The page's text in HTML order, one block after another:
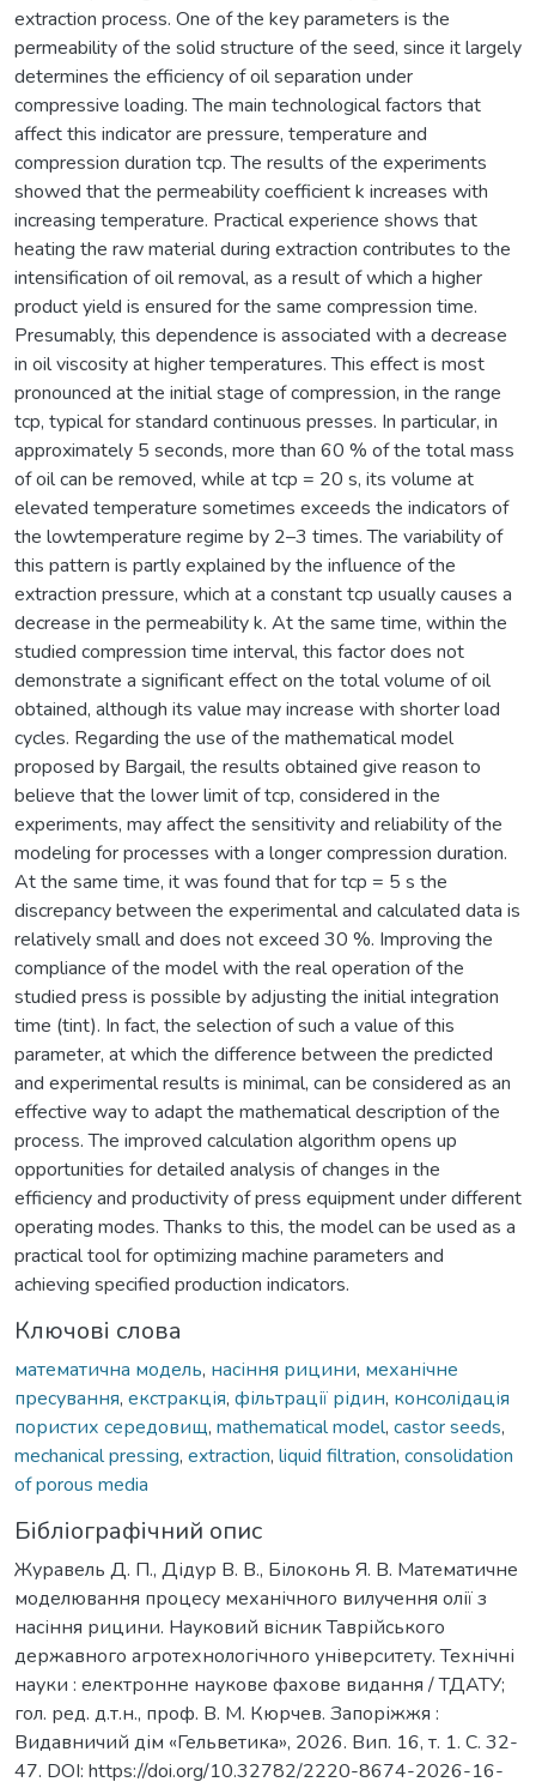
extraction process. One of the key parameters is the
permeability of the solid structure of the seed, since it largely
determines the efficiency of oil separation under
compressive loading. The main technological factors that
affect this indicator are pressure, temperature and
compression duration tcp. The results of the experiments
showed that the permeability coefficient k increases with
increasing temperature. Practical experience shows that
heating the raw material during extraction contributes to the
intensification of oil removal, as a result of which a higher
product yield is ensured for the same compression time.
Presumably, this dependence is associated with a decrease
in oil viscosity at higher temperatures. This effect is most
pronounced at the initial stage of compression, in the range
tcp, typical for standard continuous presses. In particular, in
approximately 5 seconds, more than 60 % of the total mass
of oil can be removed, while at tcp = 20 s, its volume at
elevated temperature sometimes exceeds the indicators of
the lowtemperature regime by 2–3 times. The variability of
this pattern is partly explained by the influence of the
extraction pressure, which at a constant tcp usually causes a
decrease in the permeability k. At the same time, within the
studied compression time interval, this factor does not
demonstrate a significant effect on the total volume of oil
obtained, although its value may increase with shorter load
cycles. Regarding the use of the mathematical model
proposed by Bargail, the results obtained give reason to
believe that the lower limit of tcp, considered in the
experiments, may affect the sensitivity and reliability of the
modeling for processes with a longer compression duration.
At the same time, it was found that for tcp = 5 s the
discrepancy between the experimental and calculated data is
relatively small and does not exceed 30 %. Improving the
compliance of the model with the real operation of the
studied press is possible by adjusting the initial integration
time (tint). In fact, the selection of such a value of this
parameter, at which the difference between the predicted
and experimental results is minimal, can be considered as an
effective way to adapt the mathematical description of the
process. The improved calculation algorithm opens up
opportunities for detailed analysis of changes in the
efficiency and productivity of press equipment under different
operating modes. Thanks to this, the model can be used as a
practical tool for optimizing machine parameters and
achieving specified production indicators.
Ключові слова
математична модель, насіння рицини, механічне
пресування, екстракція, фільтрації рідин, консолідація
пористих середовищ, mathematical model, castor seeds,
mechanical pressing, extraction, liquid filtration, consolidation
of porous media
Бібліографічний опис
Журавель Д. П., Дідур В. В., Білоконь Я. В. Математичне
моделювання процесу механічного вилучення олії з
насіння рицини. Науковий вісник Таврійського
державного агротехнологічного університету. Технічні
науки : електронне наукове фахове видання / ТДАТУ;
гол. ред. д.т.н., проф. В. М. Кюрчев. Запоріжжя :
Видавничий дім «Гельветика», 2026. Вип. 16, т. 1. С. 32-
47. DOI: https://doi.org/10.32782/2220-8674-2026-16-